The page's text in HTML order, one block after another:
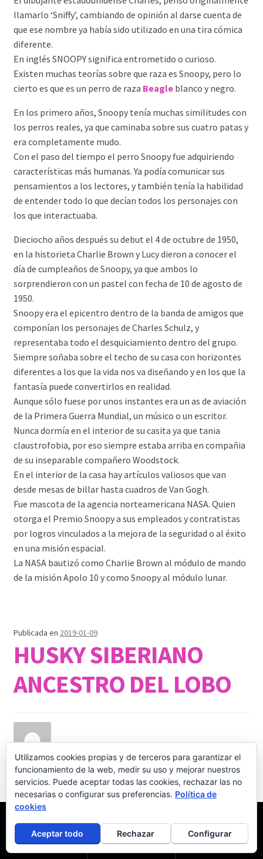
llamarlo ‘Sniffy’, cambiando de opinión al darse cuenta de
que ese nombre ya había sido utilizado en una tira cómica
diferente.
En inglés SNOOPY significa entrometido o curioso.
Existen muchas teorías sobre que raza es Snoopy, pero lo
cierto es que es un perro de raza Beagleblanco y negro.
En los primero años, Snoopy tenía muchas similitudes con
los perros reales, ya que caminaba sobre sus cuatro patas y
era completamente mudo.
Con el paso del tiempo el perro Snoopy fue adquiriendo
características más humanas. Ya podía comunicar sus
pensamientos a los lectores, y también tenía la habilidad
de entender todo lo que decían todos los personajes con
los que interactuaba.
Dieciocho años después su debut el 4 de octubre de 1950,
en la historieta Charlie Brown y Lucy dieron a conocer el
día de cumpleaños de Snoopy, ya que ambos lo
sorprendieron con un pastel con fecha de 10 de agosto de
1950.
Snoopy era el epicentro dentro de la banda de amigos que
componían los personajes de Charles Schulz, y
representaba todo el desquiciamiento dentro del grupo.
Siempre soñaba sobre el techo de su casa con horizontes
diferentes a los que la vida nos va diseñando y en los que la
fantasía puede convertirlos en realidad.
Aunque sólo fuese por unos instantes era un as de aviación
de la Primera Guerra Mundial, un músico o un escritor.
Nunca dormía en el interior de su casita ya que tania
claustrofobia, por eso siempre estaba arriba en compañia
de su inseparable compañero Woodstock.
En el interior de la casa hay artículos valiosos que van
desde mesas de billar hasta cuadros de Van Gogh.
Fue mascota de la agencia norteamericana NASA. Quien
otorga el Premio Snoopy a sus empleados y contratistas
por logros vinculados a la mejora de la seguridad o al éxito
en una misión espacial.
La NASA bautizó como Charlie Brown al módulo de mando
de la misión Apolo 10 y como Snoopy al módulo lunar.
Publicada en 2019-01-09
HUSKY SIBERIANO
ANCESTRO DEL LOBO
Escrito por
admin
Publicado en
ARTICULOS PARA MASCOTAS,CORREAS
HECHO EN
MÉXICO,TIPS
por:
Buscar
0
Utilizamos cookies propias y de terceros para garantizar el
funcionamiento de la web, medir su uso y mejorar nuestros
servicios. Puede aceptar todas las cookies, rechazar las no
necesarias o configurar sus preferencias. Política de
cookies
Aceptar todo Rechazar Configurar